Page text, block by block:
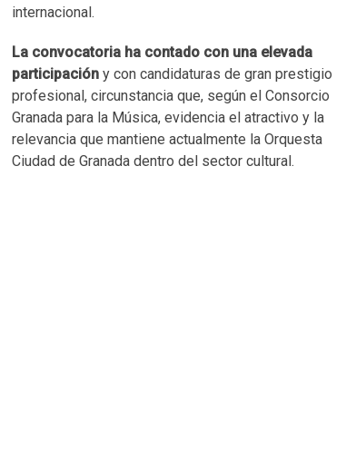
internacional.
La convocatoria ha contado con una elevada
participacióny con candidaturas de gran prestigio
profesional, circunstancia que, según el Consorcio
Granada para la Música, evidencia el atractivo y la
relevancia que mantiene actualmente la Orquesta
Ciudad de Granada dentro del sector cultural.